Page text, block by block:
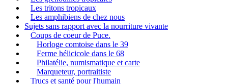
Les tritons tropicaux
Les amphibiens de chez nous
Sujets sans rapport avec la nourriture vivante
Coups de coeur de Puce.
Horloge comtoise dans le 39
Ferme hélicicole dans le 68
Philatélie, numismatique et carte
Marqueteur, portraitiste
Trucs et santé pour l'humain